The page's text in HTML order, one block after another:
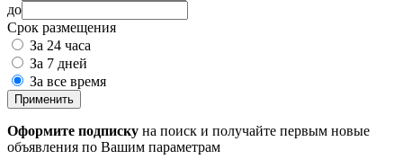
до
Срок размещения
За 24 часа
За 7 дней
За все время
Применить
Оформите подписку на поиск и получайте первым новые
объявления по Вашим параметрам